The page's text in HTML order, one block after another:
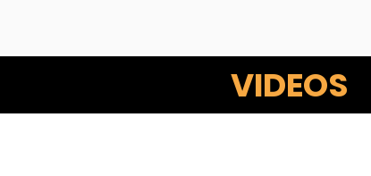
VIDEOS